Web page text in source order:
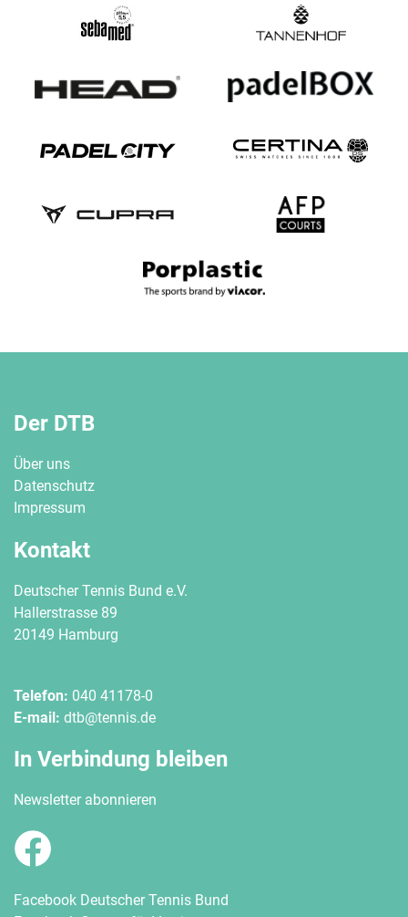
Der DTB
Über uns
Datenschutz
Impressum
Kontakt
Deutscher Tennis Bund e.V.
Hallerstrasse 89
20149 Hamburg
Telefon: 040 41178-0
E-mail: dtb@tennis.de
In Verbindung bleiben
Newsletter abonnieren
Facebook Deutscher Tennis Bund